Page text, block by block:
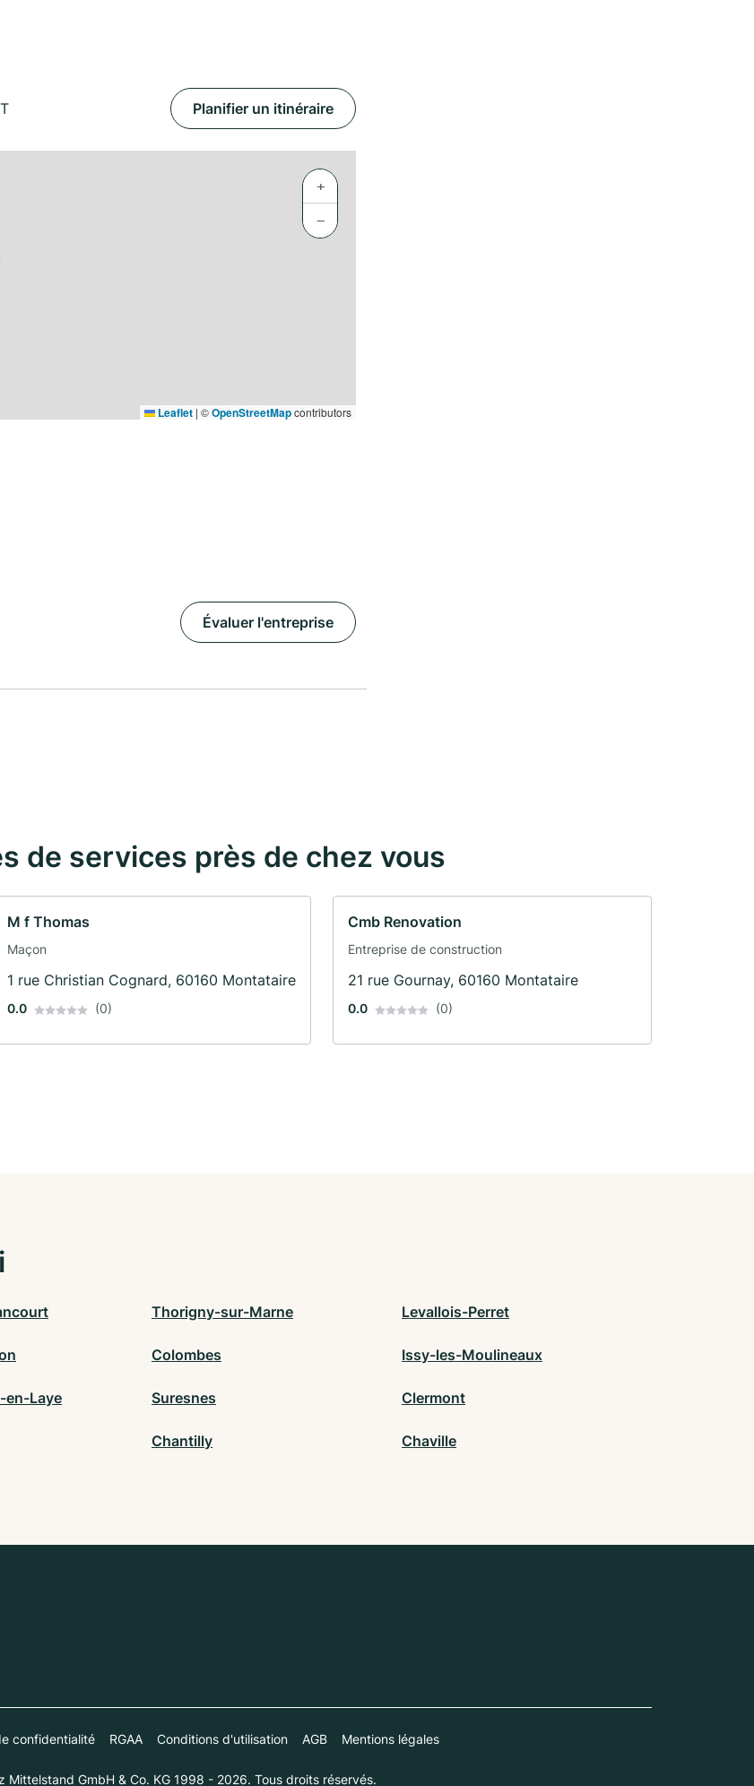
Planifier un itinéraire
+
−
Leaflet | ©OpenStreetMapcontributors
Évaluer l'entreprise
de services près de chez vous
M f Thomas
Maçon
1 rue Christian Cognard, 60160 Montataire
0.0 (0)
Cmb Renovation
Entreprise de construction
21 rue Gournay, 60160 Montataire
0.0 (0)
Thorigny-sur-Marne Levallois-Perret
Colombes Issy-les-Moulineaux
en-Laye Suresnes Clermont
Chantilly Chaville
confidentialité RGAA Conditions d'utilisation AGB Mentions légales
GmbH & Co. KG 1998 - 2026. Tous droits réservés.